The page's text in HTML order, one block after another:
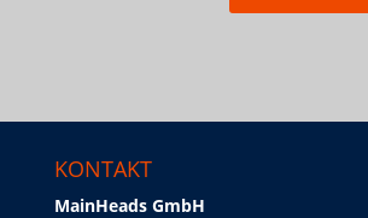
KONTAKT
MainHeads GmbH